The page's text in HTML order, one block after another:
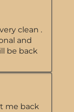
clean .
and
be back
me back